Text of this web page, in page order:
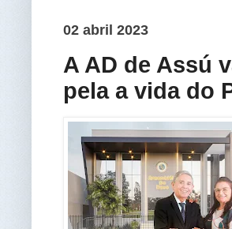
02 abril 2023
A AD de Assú
pela a vida do